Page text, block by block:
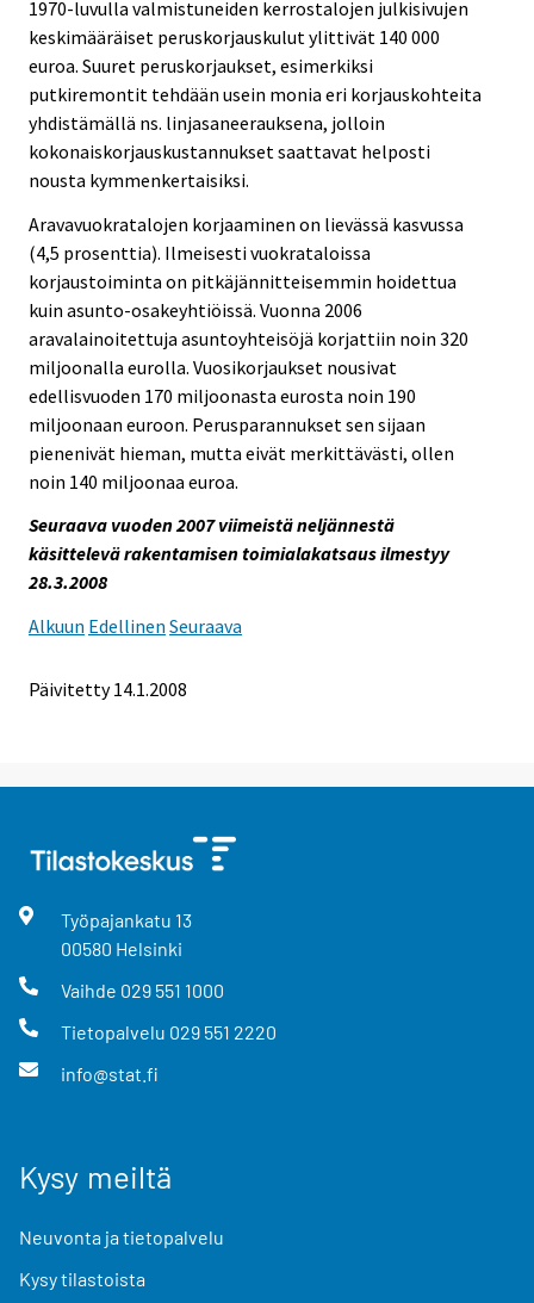
1970-luvulla valmistuneiden kerrostalojen julkisivujen
keskimääräiset peruskorjauskulut ylittivät 140 000
euroa. Suuret peruskorjaukset, esimerkiksi
putkiremontit tehdään usein monia eri korjauskohteita
yhdistämällä ns. linjasaneerauksena, jolloin
kokonaiskorjauskustannukset saattavat helposti
nousta kymmenkertaisiksi.
Aravavuokratalojen korjaaminen on lievässä kasvussa
(4,5 prosenttia). Ilmeisesti vuokrataloissa
korjaustoiminta on pitkäjännitteisemmin hoidettua
kuin asunto-osakeyhtiöissä. Vuonna 2006
aravalainoitettuja asuntoyhteisöjä korjattiin noin 320
miljoonalla eurolla. Vuosikorjaukset nousivat
edellisvuoden 170 miljoonasta eurosta noin 190
miljoonaan euroon. Perusparannukset sen sijaan
pienenivät hieman, mutta eivät merkittävästi, ollen
noin 140 miljoonaa euroa.
Seuraava vuoden 2007 viimeistä neljännestä
käsittelevä rakentamisen toimialakatsaus ilmestyy
28.3.2008
Alkuun Edellinen Seuraava
Päivitetty14.1.2008
Työpajankatu 13
00580 Helsinki
Vaihde 029 551 1000
Tietopalvelu 029 551 2220
info@stat.fi
Kysy meiltä
Neuvonta ja tietopalvelu
Kysy tilastoista